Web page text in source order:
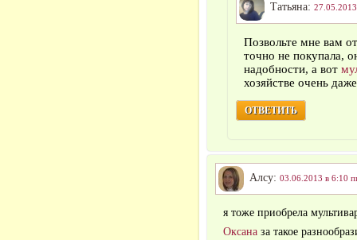
Татьяна:
Позвольте мне вам
точно не покупала,
надобности, а вот
хозяйстве очень
ОТВЕТИТЬ
Алсу: 03.06.2013 в 6:10
я тоже приобрела
Оксана за такое